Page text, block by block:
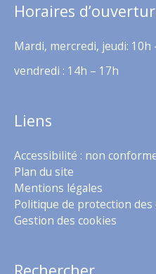
Horaires
Mardi, mercredi, jeudi: 10h
vendredi : 14h – 17h
Liens
Accessibilité : non
Plan du site
Mentions légales
Politique de protection des
Gestion des cookies